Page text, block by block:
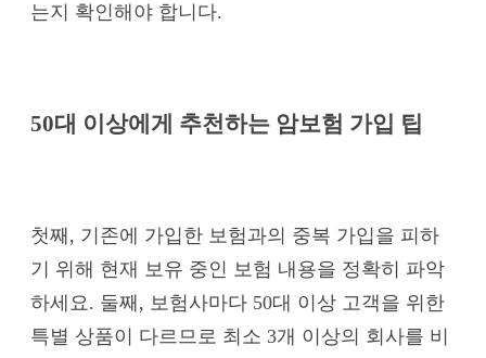
는지 확인해야 합니다.
50대 이상에게 추천하는 암보험 가입 팁
첫째, 기존에 가입한 보험과의 중복 가입을 피하
기 위해 현재 보유 중인 보험 내용을 정확히 파악
하세요. 둘째, 보험사마다 50대 이상 고객을 위한
특별 상품이 다르므로 최소 3개 이상의 회사를 비